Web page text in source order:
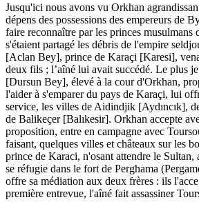
Jusqu'ici nous avons vu Orkhan
dépens des possessions des empereurs de
faire reconnaître par les princes
s'étaient partagé les débris de l'empire
[Aclan Bey], prince de Karaçi [Karesi],
deux fils ; l’aîné lui avait succédé. Le plus
[Dursun Bey], élevé à la cour d'Orkhan,
l'aider à s'emparer du pays de Karaçi, lui
service, les villes de Aidindjik [Aydıncık],
de Balikeçer [Balıkesir]. Orkhan accepte
proposition, entre en campagne avec
faisant, quelques villes et châteaux sur les
prince de Karaci, n'osant attendre le Sultan,
se réfugie dans le fort de Perghama
offre sa médiation aux deux frères : ils
première entrevue, l'aîné fait assassiner